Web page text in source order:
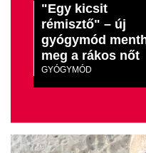
"Egy kicsit
rémisztő" – új
gyógymód
meg a rákos nőt
GYÓGYMÓD